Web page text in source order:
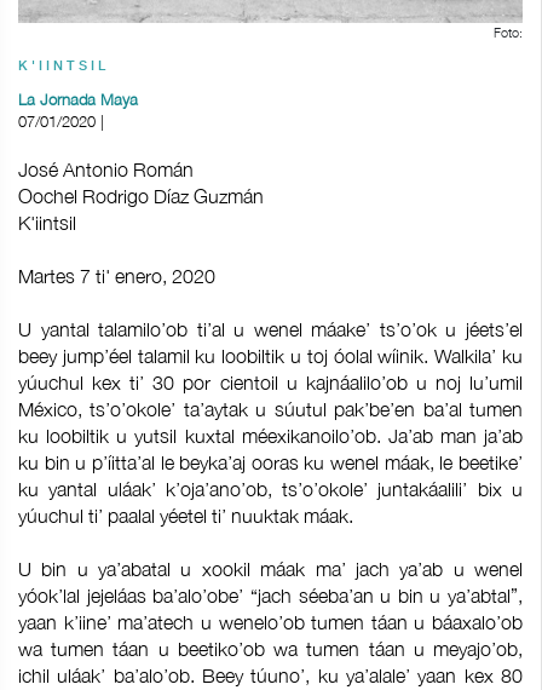
Foto:
K'IINTSIL
La Jornada Maya
07/01/2020 |
José Antonio Román
Oochel Rodrigo Díaz Guzmán
K'iintsil
Martes 7 ti' enero, 2020
U yantal talamilo’ob ti’al u wenel máake’ ts’o’ok u jéets’el
beey jump’éel talamil ku loobiltik u toj óolal wíinik. Walkila’ ku
yúuchul kex ti’ 30 por cientoil u kajnáalilo’ob u noj lu’umil
México, ts’o’okole’ ta’aytak u súutul pak’be’en ba’al tumen
ku loobiltik u yutsil kuxtal méexikanoilo’ob. Ja’ab man ja’ab
ku bin u p’íitta’al le beyka’aj ooras ku wenel máak, le beetike’
ku yantal uláak’ k’oja’ano’ob, ts’o’okole’ juntakáalili’ bix u
yúuchul ti’ paalal yéetel ti’ nuuktak máak.
U bin u ya’abatal u xookil máak ma’ jach ya’ab u wenel
yóok’lal jejeláas ba’alo’obe’ “jach séeba’an u bin u ya’abtal”,
yaan k’iine’ ma’atech u wenelo’ob tumen táan u báaxalo’ob
wa tumen táan u beetiko’ob wa tumen táan u meyajo’ob,
ichil uláak’ ba’alo’ob. Beey túuno’, ku ya’alale’ yaan kex 80